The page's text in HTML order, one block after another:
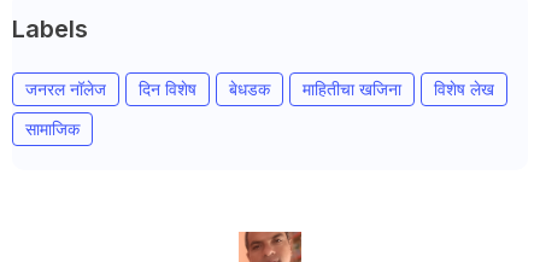
Labels
जनरल नॉलेज दिन विशेष बेधडक माहितीचा खजिना
विशेष लेख
सामाजिक